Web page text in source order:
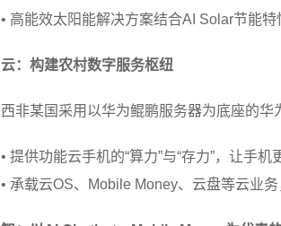
• 高能效太阳能解决方案结合AI Solar节能
云：构建农村数字服务枢纽
西非某国采用以华为鲲鹏服务器为底座的华
• 提供功能云手机的“算力”与“存力”，让手机
• 承载云OS、Mobile Money、云盘等云业